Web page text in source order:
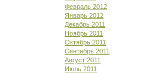
Февраль 2012
Январь 2012
Декабрь 2011
Ноябрь 2011
Октябрь 2011
Сентябрь 2011
Август 2011
Июль 2011